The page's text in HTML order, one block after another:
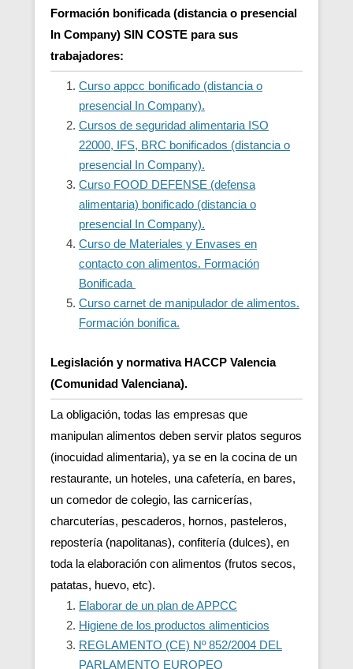
Formación bonificada (distancia o presencial
In Company) SIN COSTE para sus
trabajadores:
Curso appcc bonificado (distancia o
presencial In Company).
Cursos de seguridad alimentaria ISO
22000, IFS, BRC bonificados (distancia o
presencial In Company).
Curso FOOD DEFENSE (defensa
alimentaria) bonificado (distancia o
presencial In Company).
Curso de Materiales y Envases en
contacto con alimentos. Formación
Bonificada
Curso carnet de manipulador de alimentos.
Formación bonifica.
Legislación y normativa HACCP Valencia
(Comunidad Valenciana).
La obligación, todas las empresas que
manipulan alimentos deben servir platos seguros
(inocuidad alimentaria), ya se en la cocina de un
restaurante, un hoteles, una cafetería, en bares,
un comedor de colegio, las carnicerías,
charcuterías, pescaderos, hornos, pasteleros,
repostería (napolitanas), confitería (dulces), en
toda la elaboración con alimentos (frutos secos,
patatas, huevo, etc).
Elaborar de un plan de APPCC
Higiene de los productos alimenticios
REGLAMENTO (CE) Nº 852/2004 DEL
PARLAMENTO EUROPEO